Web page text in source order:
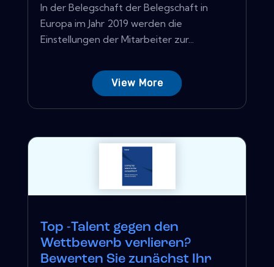
In der Belegschaft der Belegschaft in
Europa im Jahr 2019 werden die
Einstellungen der Mitarbeiter zur...
View More
Top -Talent gegen den
Wettbewerb verlieren?
Bewerten Sie zunächst Ihr